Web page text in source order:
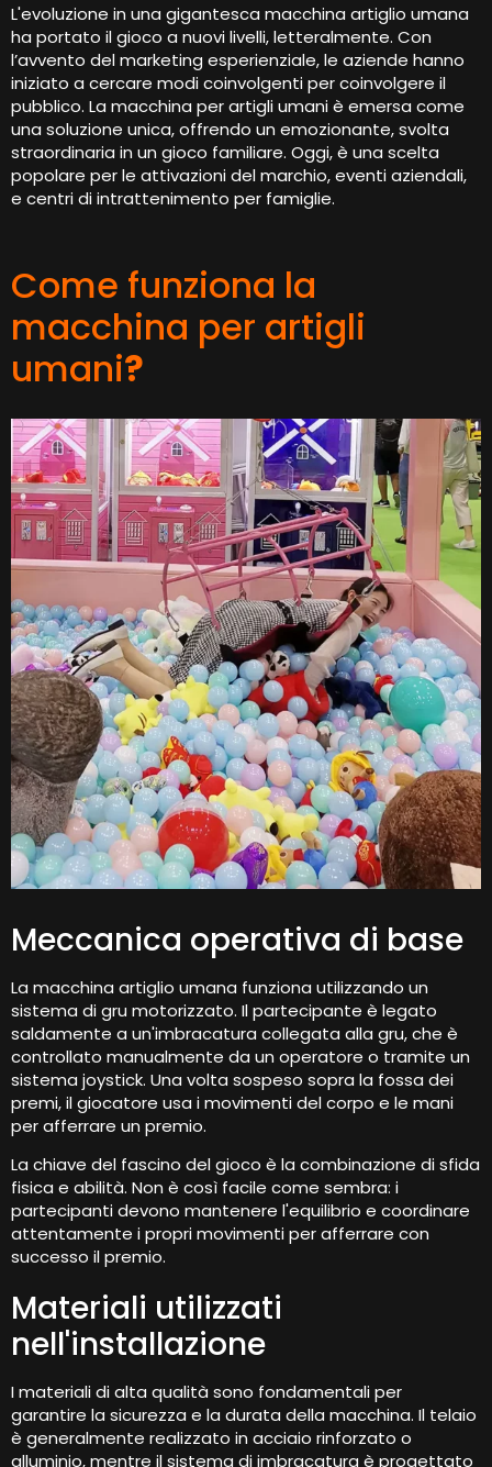
L'evoluzione in una gigantesca macchina artiglio umana
ha portato il gioco a nuovi livelli, letteralmente. Con
l’avvento del marketing esperienziale, le aziende hanno
iniziato a cercare modi coinvolgenti per coinvolgere il
pubblico. La macchina per artigli umani è emersa come
una soluzione unica, offrendo un emozionante, svolta
straordinaria in un gioco familiare. Oggi, è una scelta
popolare per le attivazioni del marchio, eventi aziendali,
e centri di intrattenimento per famiglie.
Come funziona la
macchina per artigli
umani?
Meccanica operativa di base
La macchina artiglio umana funziona utilizzando un
sistema di gru motorizzato. Il partecipante è legato
saldamente a un'imbracatura collegata alla gru, che è
controllato manualmente da un operatore o tramite un
sistema joystick. Una volta sospeso sopra la fossa dei
premi, il giocatore usa i movimenti del corpo e le mani
per afferrare un premio.
La chiave del fascino del gioco è la combinazione di sfida
fisica e abilità. Non è così facile come sembra: i
partecipanti devono mantenere l'equilibrio e coordinare
attentamente i propri movimenti per afferrare con
successo il premio.
Materiali utilizzati
nell'installazione
I materiali di alta qualità sono fondamentali per
garantire la sicurezza e la durata della macchina. Il telaio
è generalmente realizzato in acciaio rinforzato o
alluminio, mentre il sistema di imbracatura è progettato